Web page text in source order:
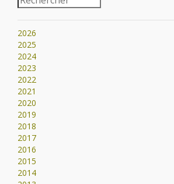
2026
2025
2024
2023
2022
2021
2020
2019
2018
2017
2016
2015
2014